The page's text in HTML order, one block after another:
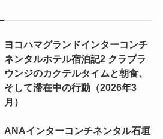
ヨコハマグランドインターコンチ
ネンタルホテル宿泊記2 クラブラ
ウンジのカクテルタイムと朝食、
そして滞在中の行動（2026年3
月）
ANAインターコンチネンタル石垣